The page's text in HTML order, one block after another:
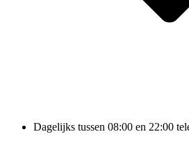
Dagelijks tussen 08:00 en 22:00